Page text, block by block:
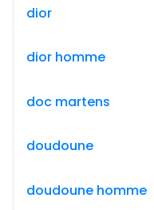
dior
dior homme
doc martens
doudoune
doudoune homme